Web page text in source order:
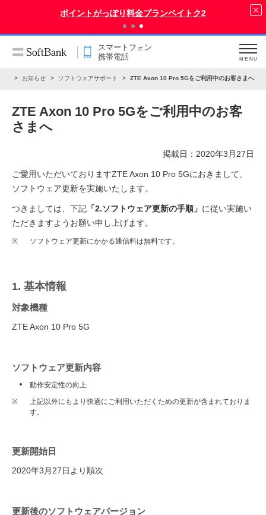
ポイントがっぽり料金プランペイトク2
スマートフォン
携帯電話
MENU
話 お知らせ ソフトウェアサポート ZTE Axon 10 Pro 5Gをご利用中のお客さまへ
ZTE Axon 10 Pro 5Gをご利用中のお客
さまへ
掲載日：2020年3月27日
ご愛用いただいておりますZTE Axon 10 Pro 5Gにおきまして、
ソフトウェア更新を実施いたします。
つきましては、下記 「2.ソフトウェア更新の手順」 に従い実施い
ただきますようお願い申し上げます。
※ ソフトウェア更新にかかる通信料は無料です。
1. 基本情報
対象機種
ZTE Axon 10 Pro 5G
ソフトウェア更新内容
動作安定性の向上
※
上記以外にもより快適にご利用いただくための更新が含まれておりま
す。
更新開始日
2020年3月27日より順次
更新後のソフトウェアバージョン